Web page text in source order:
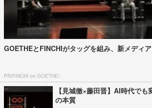
GOETHEとFINCHIがタッグを組み、新メディ
PR(FINCHI on GOETHE)
【見城徹×藤田晋】AI時代で
の本質